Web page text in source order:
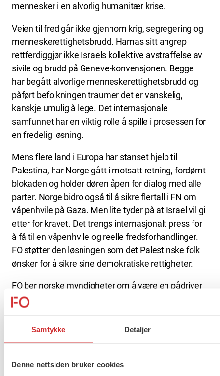
Samtykke Detaljer
Denne nettsiden bruker cookies
mennesker i en alvorlig humanitær krise.
Veien til fred går ikke gjennom krig, segregering og
menneskerettighetsbrudd. Hamas sitt angrep
rettferdiggjør ikke Israels kollektive avstraffelse av
sivile og brudd på Geneve-konvensjonen. Begge
har begått alvorlige menneskerettighetsbrudd og
påført befolkningen traumer det er vanskelig,
kanskje umulig å lege. Det internasjonale
samfunnet har en viktig rolle å spille i prosessen for
en fredelig løsning.
Mens flere land i Europa har stanset hjelp til
Palestina, har Norge gått i motsatt retning, fordømt
blokaden og holder døren åpen for dialog med alle
parter. Norge bidro også til å sikre flertall i FN om
våpenhvile på Gaza. Men lite tyder på at Israel vil gi
etter for kravet. Det trengs internasjonalt press for
å få til en våpenhvile og reelle fredsforhandlinger.
FO støtter den løsningen som det Palestinske folk
ønsker for å sikre sine demokratiske rettigheter.
FO ber norske myndigheter om å være en pådriver
for at terror- og krigshandlinger i Israel og Palestina
straffedomstolen (ICC), og stille nødvendige
presse fram våpenhvile og sikre oppstart av reelle